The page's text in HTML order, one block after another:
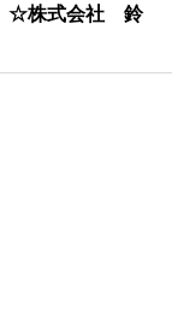
☆株式会社 鈴